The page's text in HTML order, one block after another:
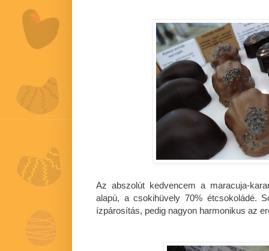
Az abszolút kedvencem a maracuja-
alapú, a csokihüvely 70% étcsokoládé.
ízpárosítás, pedig nagyon harmonikus az